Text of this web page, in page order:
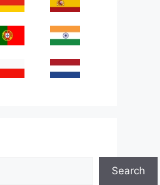
Search